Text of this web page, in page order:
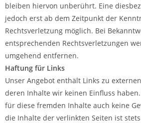
bleiben hiervon unberührt. Eine
jedoch erst ab dem Zeitpunkt der
Rechtsverletzung möglich. Bei
entsprechenden Rechtsverletzungen
umgehend entfernen.
Haftung für Links
Unser Angebot enthält Links zu
deren Inhalte wir keinen Einfluss
für diese fremden Inhalte auch keine
die Inhalte der verlinkten Seiten ist